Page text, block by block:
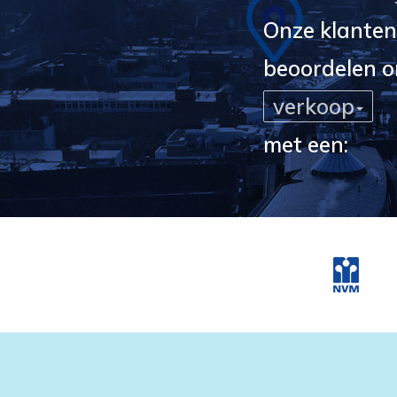
Onze klanten
beoordelen
verkoop
met een: